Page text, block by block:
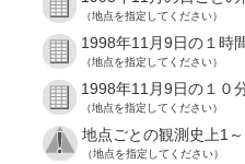
（地点を指定してください）
1998年11月9日の１時
（地点を指定してください）
1998年11月9日の１０
（地点を指定してください）
地点ごとの観測史上1
（地点を指定してください）